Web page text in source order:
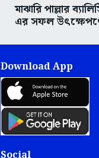
মাঝারি পাল্লার
এর সফল
Download App